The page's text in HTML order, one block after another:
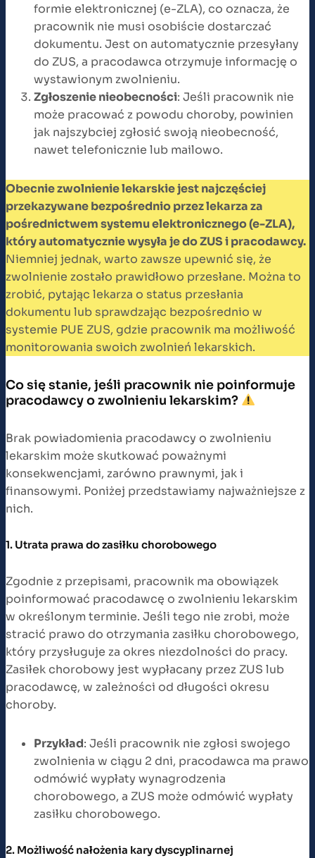
formie elektronicznej (e-ZLA), co oznacza, że
pracownik nie musi osobiście dostarczać
dokumentu. Jest on automatycznie przesyłany
do ZUS, a pracodawca otrzymuje informację o
wystawionym zwolnieniu.
Zgłoszenie nieobecności: Jeśli pracownik nie
może pracować z powodu choroby, powinien
jak najszybciej zgłosić swoją nieobecność,
nawet telefonicznie lub mailowo.
Obecnie zwolnienie lekarskie jest najczęściej
przekazywane bezpośrednio przez lekarza za
pośrednictwem systemu elektronicznego (e-ZLA),
który automatycznie wysyła je do ZUS i pracodawcy.
Niemniej jednak, warto zawsze upewnić się, że
zwolnienie zostało prawidłowo przesłane. Można to
zrobić, pytając lekarza o status przesłania
dokumentu lub sprawdzając bezpośrednio w
systemie PUE ZUS, gdzie pracownik ma możliwość
monitorowania swoich zwolnień lekarskich.
Co się stanie, jeśli pracownik nie poinformuje
pracodawcy o zwolnieniu lekarskim?
Brak powiadomienia pracodawcy o zwolnieniu
lekarskim może skutkować poważnymi
konsekwencjami, zarówno prawnymi, jak i
finansowymi. Poniżej przedstawiamy najważniejsze z
nich.
1. Utrata prawa do zasiłku chorobowego
Zgodnie z przepisami, pracownik ma obowiązek
poinformować pracodawcę o zwolnieniu lekarskim
w określonym terminie. Jeśli tego nie zrobi, może
stracić prawo do otrzymania zasiłku chorobowego,
który przysługuje za okres niezdolności do pracy.
Zasiłek chorobowy jest wypłacany przez ZUS lub
pracodawcę, w zależności od długości okresu
choroby.
Przykład: Jeśli pracownik nie zgłosi swojego
zwolnienia w ciągu 2 dni, pracodawca ma prawo
odmówić wypłaty wynagrodzenia
chorobowego, a ZUS może odmówić wypłaty
zasiłku chorobowego.
2. Możliwość nałożenia kary dyscyplinarnej